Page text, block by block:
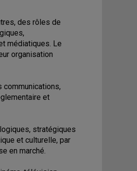
des rôles de
médiatiques. Le
organisation
et
stratégiques
et culturelle, par
en marché.